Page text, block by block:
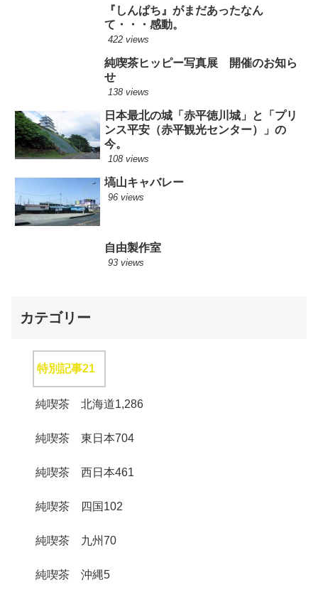
『しんぱち』がまだあったなん
て・・・感動。
422 views
純喫茶ヒッピー写真展 開催のお知ら
せ
138 views
日本最北の城「赤平徳川城」と「プリ
ンス平安（赤平観光センター）」の
今。
108 views
塙山キャバレー
96 views
自由製作室
93 views
カテゴリー
特別記事21
純喫茶 北海道1,286
純喫茶 東日本704
純喫茶 西日本461
純喫茶 四国 102
純喫茶 九州70
純喫茶 沖縄5